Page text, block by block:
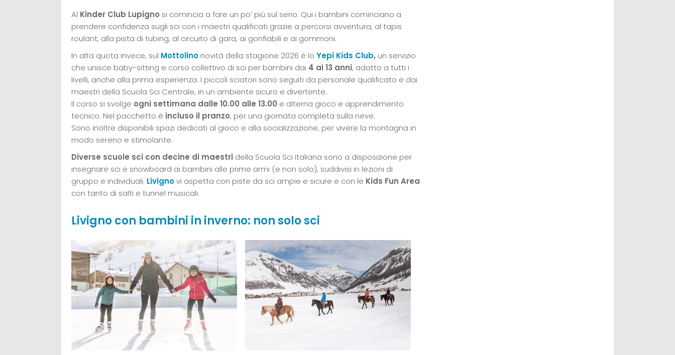
Al Kinder Club Lupigno si comincia a fare un po’ più sul serio. Qui i bambini cominciano a
prendere confidenza sugli sci con i maestri qualificati grazie a percorsi avventura, al tapis
roulant, alla pista di tubing, al circuito di gara, ai gonfiabili e ai gommoni.
In alta quota invece, sul Mottolino novità della stagione 2026 è lo Yepi Kids Club, un servizio
che unisce baby-sitting e corso collettivo di sci per bambini dai 4 ai 13 anni, adatto a tutti i
livelli, anche alla prima esperienza. I piccoli sciatori sono seguiti da personale qualificato e dai
maestri della Scuola Sci Centrale, in un ambiente sicuro e divertente.
Il corso si svolge ogni settimana dalle 10.00 alle 13.00 e alterna gioco e apprendimento
tecnico. Nel pacchetto è incluso il pranzo, per una giornata completa sulla neve.
Sono inoltre disponibili spazi dedicati al gioco e alla socializzazione, per vivere la montagna in
modo sereno e stimolante.
Diverse scuole sci con decine di maestri della Scuola Sci Italiana sono a disposizione per
insegnare sci e snowboard ai bambini alle prime armi (e non solo), suddivisi in lezioni di
gruppo e individuali. Livignovi aspetta con piste da sci ampie e sicure e con le Kids Fun Area
con tanto di salti e tunnel musicali.
Livigno con bambini in inverno: non solo sci